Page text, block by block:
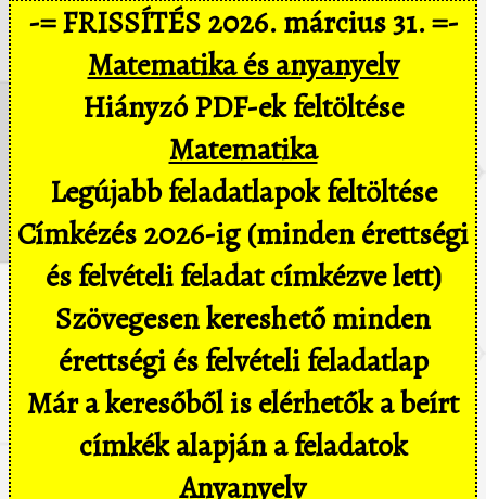
-= FRISSÍTÉS 2026. március 31. =-
Matematika és anyanyelv
Hiányzó PDF-ek feltöltése
Matematika
Legújabb feladatlapok feltöltése
Címkézés 2026-ig (minden érettségi
és felvételi feladat címkézve lett)
Szövegesen kereshető minden
érettségi és felvételi feladatlap
Már a keresőből is elérhetők a beírt
címkék alapján a feladatok
Anyanyelv